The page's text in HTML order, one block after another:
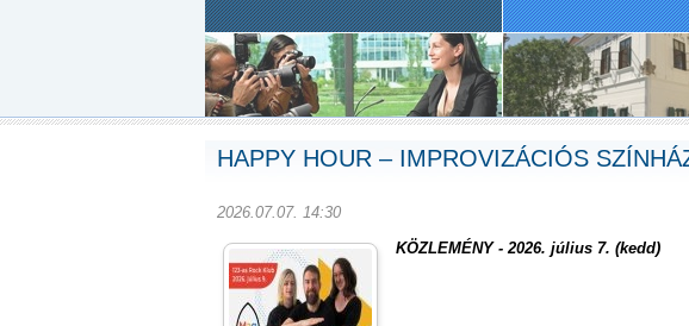
HAPPY HOUR – IMPROVIZÁCIÓS
2026.07.07. 14:30
KÖZLEMÉNY - 2026. július 7. (kedd)